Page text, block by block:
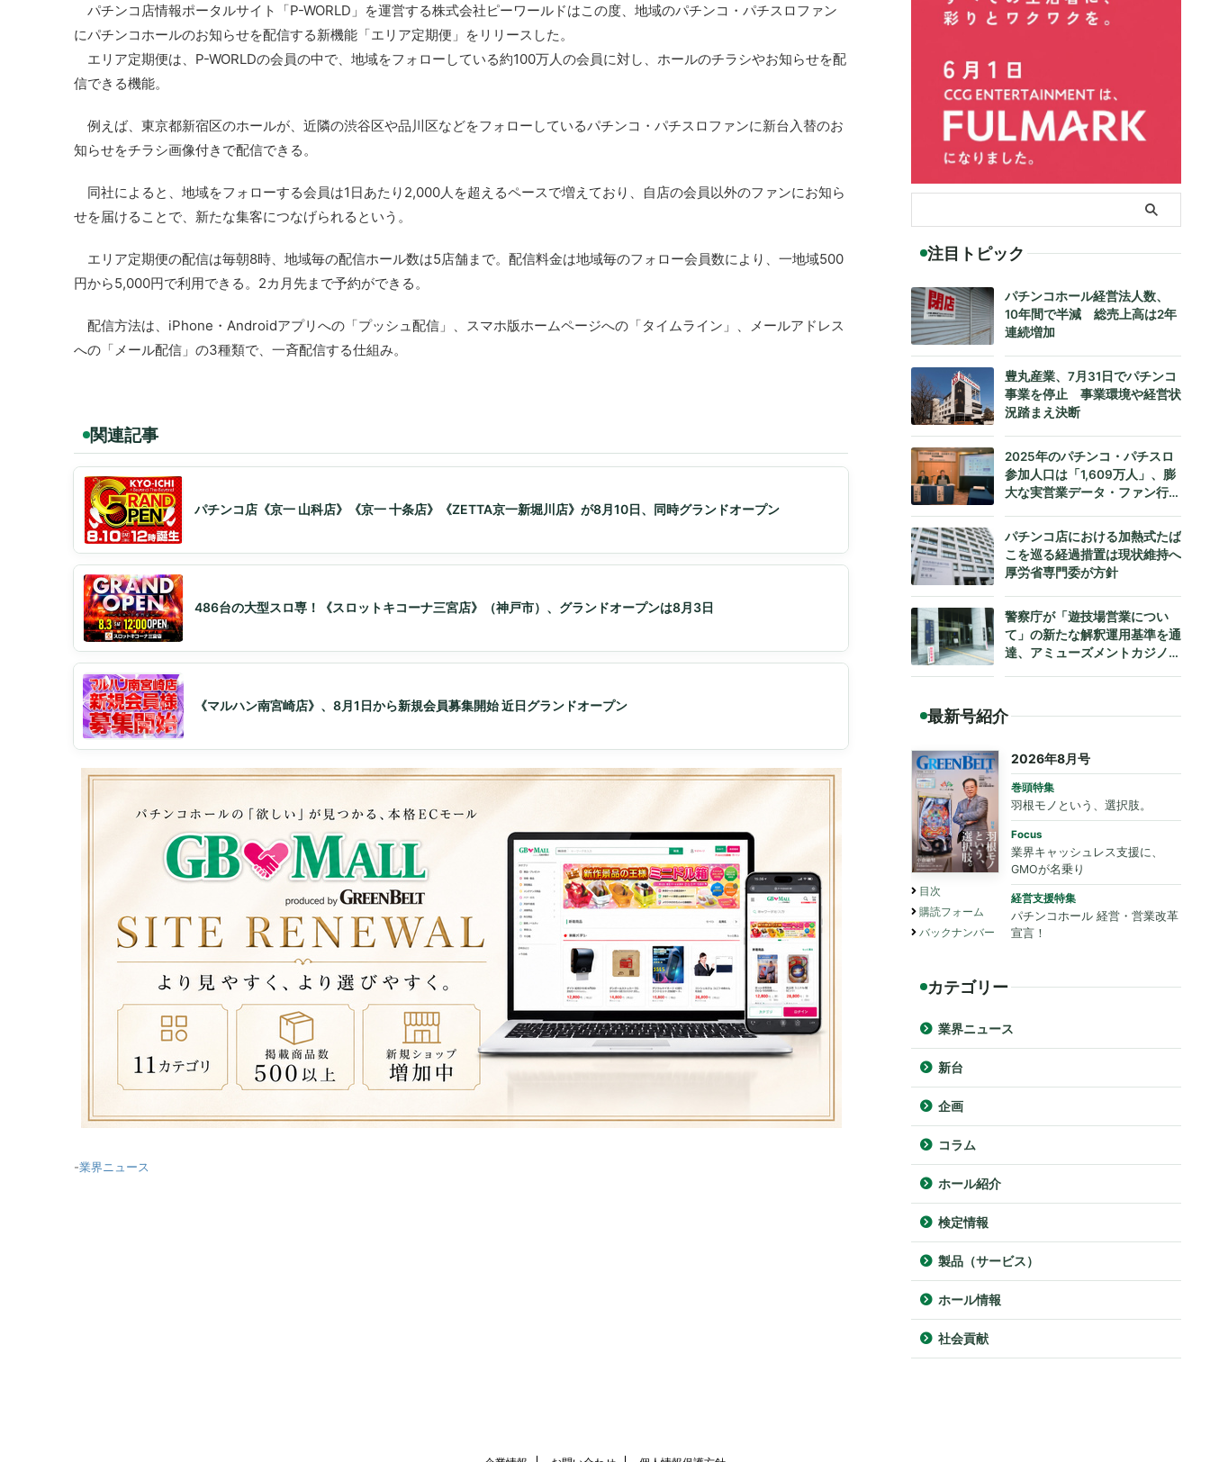
パチンコ店情報ポータルサイト「P-WORLD」を運営する株式会社ピーワールドはこの度、地域のパチンコ・パチスロファン
にパチンコホールのお知らせを配信する新機能「エリア定期便」をリリースした。
エリア定期便は、P-WORLDの会員の中で、地域をフォローしている約100万人の会員に対し、ホールのチラシやお知らせを配
信できる機能。
例えば、東京都新宿区のホールが、近隣の渋谷区や品川区などをフォローしているパチンコ・パチスロファンに新台入替のお
知らせをチラシ画像付きで配信できる。
同社によると、地域をフォローする会員は1日あたり2,000人を超えるペースで増えており、自店の会員以外のファンにお知ら
せを届けることで、新たな集客につなげられるという。
エリア定期便の配信は毎朝8時、地域毎の配信ホール数は5店舗まで。配信料金は地域毎のフォロー会員数により、一地域500
円から5,000円で利用できる。2カ月先まで予約ができる。
配信方法は、iPhone・Androidアプリへの「プッシュ配信」、スマホ版ホームページへの「タイムライン」、メールアドレス
への「メール配信」の3種類で、一斉配信する仕組み。
関連記事
パチンコ店《京一 山科店》《京一 十条店》《ZETTA京一新堀川店》が8月10日、同時グランドオープン
486台の大型スロ専！《スロットキコーナ三宮店》（神戸市）、グランドオープンは8月3日
《マルハン南宮崎店》、8月1日から新規会員募集開始 近日グランドオープン
-業界ニュース
注目トピック
パチンコホール経営法人数、
10年間で半減 総売上高は2年
連続増加
豊丸産業、7月31日でパチンコ
事業を停止 事業環境や経営状
況踏まえ決断
2025年のパチンコ・パチスロ
参加人口は「1,609万人」、膨
大な実営業データ・ファン行動
公式発表
パチンコ店における加熱式たば
こを巡る経過措置は現状維持へ
厚労省専門委が方針
警察庁が「遊技場営業につい
て」の新たな解釈運用基準を通
達、アミューズメントカジノへ
最新号紹介
目次
購読フォーム
バックナンバー
2026年8月号
巻頭特集
羽根モノという、選択肢。
Focus
業界キャッシュレス支援に、
GMOが名乗り
経営支援特集
パチンコホール 経営・営業改革
宣言！
カテゴリー
業界ニュース
新台
企画
コラム
ホール紹介
検定情報
製品（サービス）
ホール情報
社会貢献